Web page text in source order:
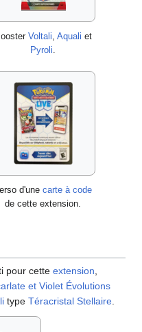
Voltali Aquali et
Pyroli
d'une carte à code
de cette extension.
pour cette extension
et Violet Évolutions
type Téracristal Stellaire